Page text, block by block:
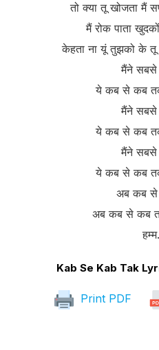
तो क्या तू खोजता मैं
मैं रोक पाता
केहता ना यूं तुझको के
मैंने सबसे
ये कब से कब
मैंने सबसे
ये कब से कब
मैंने सबसे
ये कब से कब
अब कब
अब कब से कब
Kab Se Kab Tak
Print PDF